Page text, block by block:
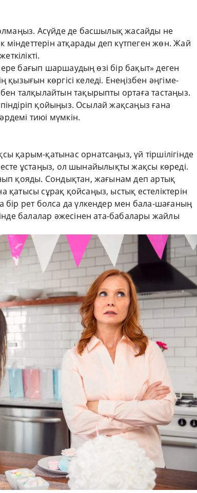
Асүйде де басшылық жасайды не
міндеттерін атқарады деп күтпеген жөн. Жай
бағып шаршаудың өзі бір бақыт» деген
қызығын көргісі келеді. Енеңізбен әңгіме-
талқылайтын тақырыпты ортаға тастаңыз.
қойыңыз. Осылай жақсаңыз ғана
тиюі мүмкін.
қатынас орнатсаңыз, үй тіршілігінде
есте ұстаңыз, ол шынайылықты жақсы көреді.
қояды. Сондықтан, жағынам деп артық
сұрақ қойсаңыз, ыстық естеліктерін
рет болса да үлкендер мен бала-шағаның
балалар әжесінен ата-бабалары жайлы